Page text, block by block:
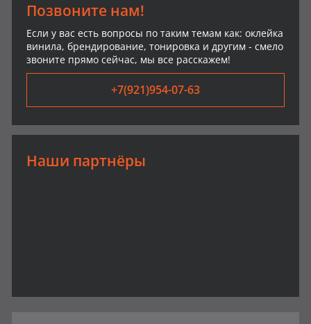
Позвоните нам!
Если у вас есть вопросы по таким темам как: оклейка
винила, брендирование, тонировка и другим - смело
звоните прямо сейчас, мы все расскажем!
+7(921)954-07-63
Наши партнёры